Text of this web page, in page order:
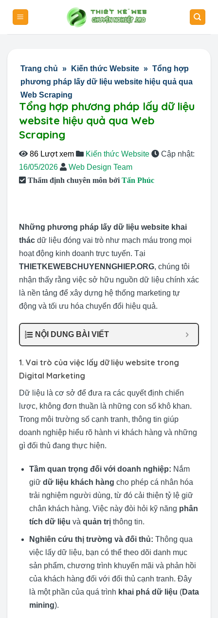
content
Trang chủ » Kiến thức Website » Tổng hợp
phương pháp lấy dữ liệu website hiệu quả qua
Web Scraping
Tổng hợp phương pháp lấy dữ liệu
website hiệu quả qua Web
Scraping
86 Lượt xem Kiến thức Website
Cập nhật:
16/05/2026
Web Design Team
Thẩm định chuyên môn bởi Tấn Phúc
Những phương pháp lấy dữ liệu website khai
thác dữ liệu đóng vai trò như mạch máu trong mọi
hoạt động kinh doanh trực tuyến. Tại
THIETKEWEBCHUYENNGHIEP.ORG, chúng tôi
nhận thấy rằng việc sở hữu nguồn dữ liệu chính xác
là nền tảng để xây dựng hệ thống marketing tự
động và tối ưu hóa chuyển đổi hiệu quả.
NỘI DUNG BÀI VIẾT
1. Vai trò của việc lấy dữ liệu website trong
Digital Marketing
Dữ liệu là cơ sở để đưa ra các quyết định chiến
lược, không đơn thuần là những con số khô khan.
Trong môi trường số cạnh tranh, thông tin giúp
doanh nghiệp hiểu rõ hành vi khách hàng và những
gì đối thủ đang thực hiện.
Tầm quan trọng đối với doanh nghiệp: Nắm
giữ dữ liệu khách hàng cho phép cá nhân hóa
trải nghiệm người dùng, từ đó cải thiện tỷ lệ giữ
chân khách hàng. Việc này đòi hỏi kỹ năng phân
tích dữ liệu và quản trịthông tin.
Nghiên cứu thị trường và đối thủ: Thông qua
việc lấy dữ liệu, bạn có thể theo dõi danh mục
sản phẩm, chương trình khuyến mãi và phản hồi
của khách hàng đối với đối thủ cạnh tranh. Đây
là một phần của quá trình khai phá dữ liệu (Data
mining).